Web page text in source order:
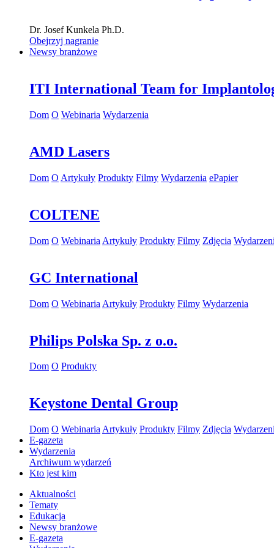
Dr. Josef Kunkela Ph.D.
Obejrzyj nagranie
Newsy branżowe
ITI International Team for
Dom O Webinaria Wydarzenia
AMD Lasers
Dom O Artykuły Produkty Filmy Wydarzenia ePapier
COLTENE
Dom O Webinaria Artykuły Produkty Filmy Zdjęcia
GC International
Dom O Webinaria Artykuły Produkty Filmy Wydarzenia
Philips Polska Sp. z o.o.
Dom O Produkty
Keystone Dental Group
Dom O Webinaria Artykuły Produkty Filmy Zdjęcia
E-gazeta
Wydarzenia
Archiwum wydarzeń
Kto jest kim
Aktualności
Tematy
Edukacja
Newsy branżowe
E-gazeta